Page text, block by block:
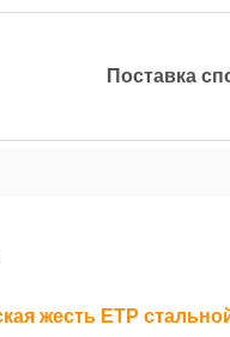
Поставка
жесть ETP